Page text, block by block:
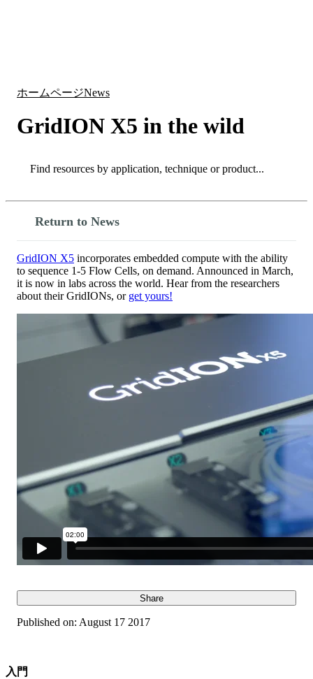
ホームページNews
GridION X5 in the wild
Search
Return to News
GridION X5 incorporates embedded compute with the ability
to sequence 1-5 Flow Cells, on demand. Announced in March,
it is now in labs across the world. Hear from the researchers
about their GridIONs, or get yours!
Share
Published on: August 17 2017
入門